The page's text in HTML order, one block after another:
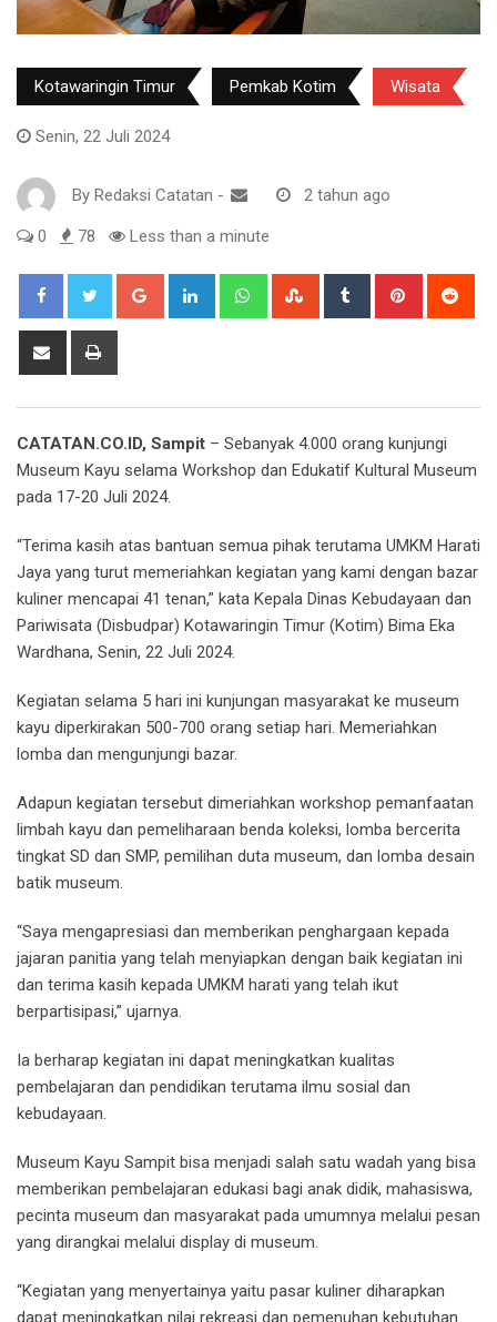
Kotawaringin Timur Pemkab Kotim Wisata
Senin, 22 Juli 2024
By Redaksi Catatan - 2 tahun ago
0 78 Less than a minute
Google+ LinkedIn WhatsappStumbleUpon
Tumblr Pinterest
Share
CATATAN.CO.ID, Sampit – Sebanyak 4.000 orang kunjungi
Museum Kayu selama Workshop dan Edukatif Kultural Museum
pada 17-20 Juli 2024.
“Terima kasih atas bantuan semua pihak terutama UMKM Harati
Jaya yang turut memeriahkan kegiatan yang kami dengan bazar
kuliner mencapai 41 tenan,” kata Kepala Dinas Kebudayaan dan
Pariwisata (Disbudpar) Kotawaringin Timur (Kotim) Bima Eka
Wardhana, Senin, 22 Juli 2024.
Kegiatan selama 5 hari ini kunjungan masyarakat ke museum
kayu diperkirakan 500-700 orang setiap hari. Memeriahkan
lomba dan mengunjungi bazar.
Adapun kegiatan tersebut dimeriahkan workshop pemanfaatan
limbah kayu dan pemeliharaan benda koleksi, lomba bercerita
tingkat SD dan SMP, pemilihan duta museum, dan lomba desain
batik museum.
“Saya mengapresiasi dan memberikan penghargaan kepada
jajaran panitia yang telah menyiapkan dengan baik kegiatan ini
dan terima kasih kepada UMKM harati yang telah ikut
berpartisipasi,” ujarnya.
Ia berharap kegiatan ini dapat meningkatkan kualitas
pembelajaran dan pendidikan terutama ilmu sosial dan
kebudayaan.
Museum Kayu Sampit bisa menjadi salah satu wadah yang bisa
memberikan pembelajaran edukasi bagi anak didik, mahasiswa,
pecinta museum dan masyarakat pada umumnya melalui pesan
yang dirangkai melalui display di museum.
“Kegiatan yang menyertainya yaitu pasar kuliner diharapkan
dapat meningkatkan nilai rekreasi dan pemenuhan kebutuhan